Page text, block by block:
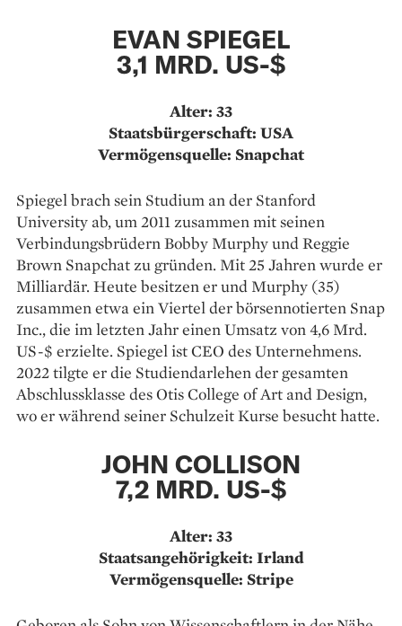
EVAN SPIEGEL
3,1 MRD. US-$
Alter: 33
Staatsbürgerschaft: USA
Vermögensquelle: Snapchat
Spiegel brach sein Studium an der Stanford
University ab, um 2011 zusammen mit seinen
Verbindungsbrüdern Bobby Murphy und Reggie
Brown Snapchat zu gründen. Mit 25 Jahren wurde er
Milliardär. Heute besitzen er und Murphy (35)
zusammen etwa ein Viertel der börsennotierten Snap
Inc., die im letzten Jahr einen Umsatz von 4,6 Mrd.
US-$ erzielte. Spiegel ist CEO des Unternehmens.
2022 tilgte er die Studiendarlehen der gesamten
Abschlussklasse des Otis College of Art and Design,
wo er während seiner Schulzeit Kurse besucht hatte.
JOHN COLLISON
7,2 MRD. US-$
Alter: 33
Staatsangehörigkeit: Irland
Vermögensquelle: Stripe